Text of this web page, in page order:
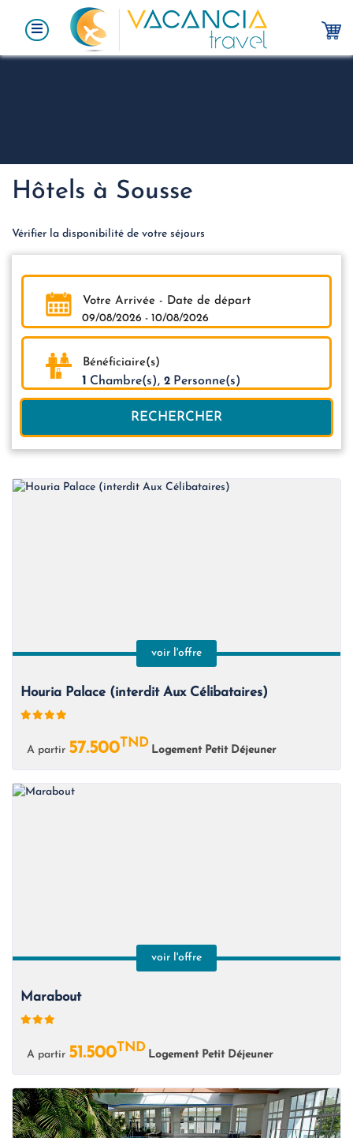
Hôtels à Sousse
Vérifier la disponibilité de votre séjours
Votre Arrivée - Date de départ
09/08/2026 - 10/08/2026
Bénéficiaire(s)
1 Chambre(s), 2 Personne(s)
RECHERCHER
voir l'offre
Houria Palace (interdit Aux Célibataires)
A partir 57.500TND
Logement Petit Déjeuner
voir l'offre
Marabout
A partir 51.500TND
Logement Petit Déjeuner